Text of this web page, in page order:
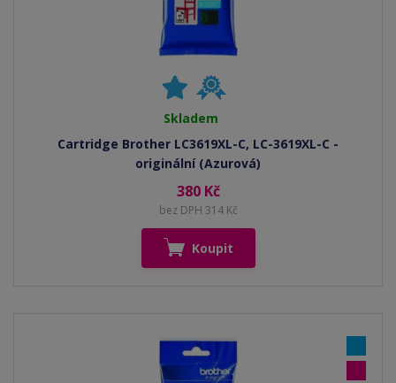
Skladem
Cartridge Brother LC3619XL-C, LC-3619XL-C -
originální (Azurová)
380 Kč
bez DPH 314 Kč
Koupit